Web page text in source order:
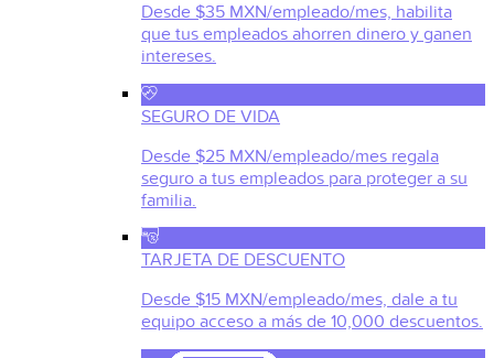
Desde $35 MXN/empleado/mes, habilita
que tus empleados ahorren dinero y ganen
intereses.
SEGURO DE VIDA
Desde $25 MXN/empleado/mes regala
seguro a tus empleados para proteger a su
familia.
TARJETA DE DESCUENTO
Desde $15 MXN/empleado/mes, dale a tu
equipo acceso a más de 10,000 descuentos.